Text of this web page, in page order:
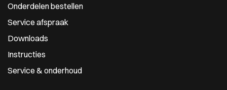
Onderdelen bestellen
Service afspraak
Downloads
Instructies
Service & onderhoud